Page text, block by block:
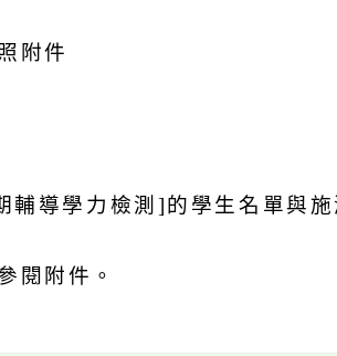
附件
輔導學力檢測]的學生名單與
閱附件。